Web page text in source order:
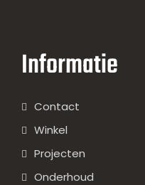
Informatie
Contact
Winkel
Projecten
Onderhoud